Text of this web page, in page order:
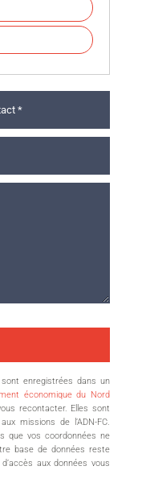
enregistrées dans un
économique du Nord
recontacter. Elles sont
missions de l’ADN-FC.
que vos coordonnées ne
base de données reste
aux données vous